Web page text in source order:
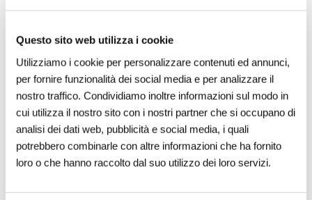
Questo sito web utilizza i cookie
Utilizziamo i cookie per personalizzare contenuti ed annunci,
per fornire funzionalità dei social media e per analizzare il
nostro traffico. Condividiamo inoltre informazioni sul modo in
cui utilizza il nostro sito con i nostri partner che si occupano di
analisi dei dati web, pubblicità e social media, i quali
potrebbero combinarle con altre informazioni che ha fornito
loro o che hanno raccolto dal suo utilizzo dei loro servizi.
inclusive.
garantire un futuro dignitoso e sostenibile
per tutti, senza lasciare indietro nessuno.
Le "5 P" dello sviluppo
sostenibile
Gli SDGs si fondano su cinque pilastri,